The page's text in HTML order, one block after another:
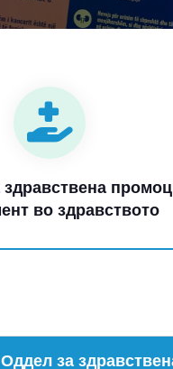
во здравството
за